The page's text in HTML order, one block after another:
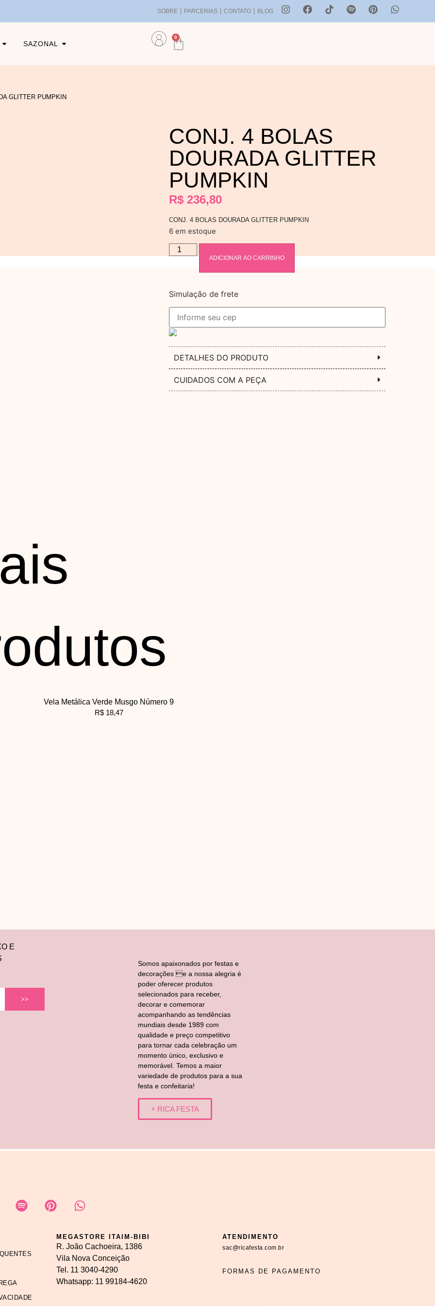
SOBRE PARCERIAS CONTATO BLOG
SAZONAL
0
GLITTER PUMPKIN
CONJ. 4 BOLAS
DOURADA GLITTER
PUMPKIN
R$ 236,80
CONJ. 4 BOLAS DOURADA GLITTER PUMPKIN
6 em estoque
ADICIONAR AO CARRINHO
Simulação de frete
DETALHES DO PRODUTO
CUIDADOS COM A PEÇA
Vela Metálica Verde Musgo Número 9
R$18,47
E
>>
Somos apaixonados por festas e
decorações e a nossa alegria é
poder oferecer produtos
selecionados para receber,
decorar e comemorar
acompanhando as tendências
mundiais desde 1989 com
qualidade e preço competitivo
para tornar cada celebração um
momento único, exclusivo e
memorável. Temos a maior
variedade de produtos para a sua
festa e confeitaria!
+ RICA FESTA
MEGASTORE ITAIM-BIBI
R. João Cachoeira, 1386
Vila Nova Conceição
Tel. 11 3040-4290
Whatsapp: 11 99184-4620
ATENDIMENTO
sac@ricafesta.com.br
FORMAS DE PAGAMENTO